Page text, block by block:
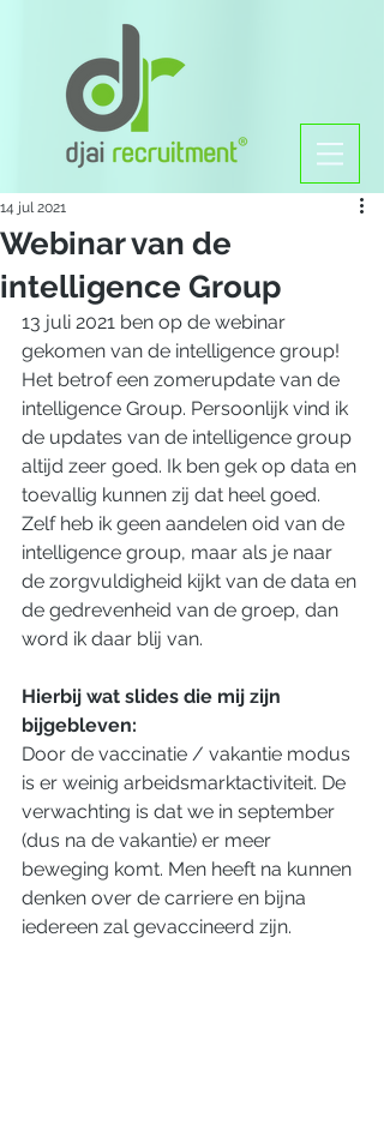
Webinar van de
intelligence Group
14 jul 2021
13 juli 2021 ben op de webinar
gekomen van de intelligence group!
Het betrof een zomerupdate van de
intelligence Group. Persoonlijk vind ik
de updates van de intelligence group
altijd zeer goed. Ik ben gek op data en
toevallig kunnen zij dat heel goed.
Zelf heb ik geen aandelen oid van de
intelligence group, maar als je naar
de zorgvuldigheid kijkt van de data en
de gedrevenheid van de groep, dan
word ik daar blij van.
Hierbij wat slides die mij zijn
bijgebleven:
Door de vaccinatie / vakantie modus
is er weinig arbeidsmarktactiviteit. De
verwachting is dat we in september
(dus na de vakantie) er meer
beweging komt. Men heeft na kunnen
denken over de carriere en bijna
iedereen zal gevaccineerd zijn.